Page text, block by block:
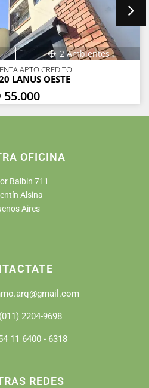
2 Ambientes
APTO CREDITO
LANUS OESTE
55.000
OFICINA
Balbin 711
Alsina
Aires
(011) 2204-9698
11 6400 - 6318
REDES